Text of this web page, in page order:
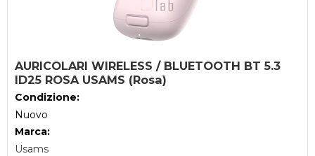
AURICOLARI WIRELESS / BLUETOOTH BT 5.3
ID25 ROSA USAMS (Rosa)
Condizione:
Nuovo
Marca:
Usams